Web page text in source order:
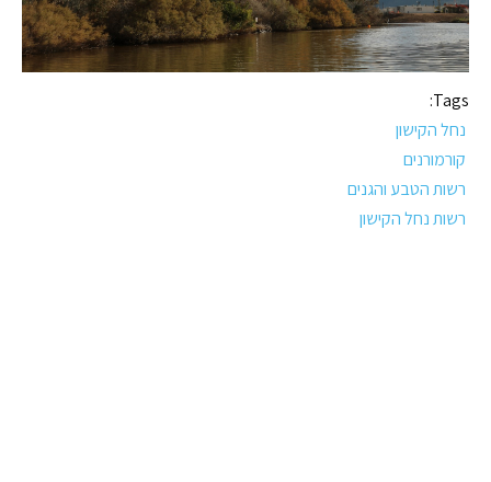
Tags:
נחל הקישון
קורמורנים
רשות הטבע והגנים
רשות נחל הקישון